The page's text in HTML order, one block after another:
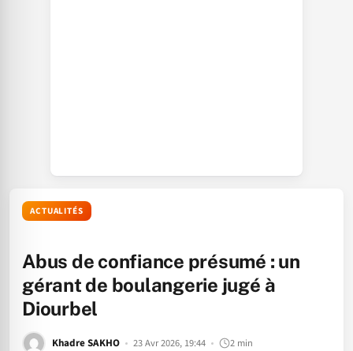
ACTUALITÉS
Abus de confiance présumé : un
gérant de boulangerie jugé à
Diourbel
Khadre SAKHO 23 Avr 2026, 19:44 2 min